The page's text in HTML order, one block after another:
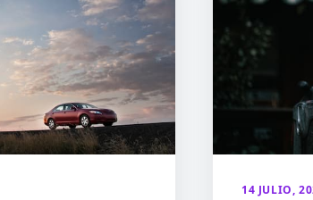
14 JULIO,